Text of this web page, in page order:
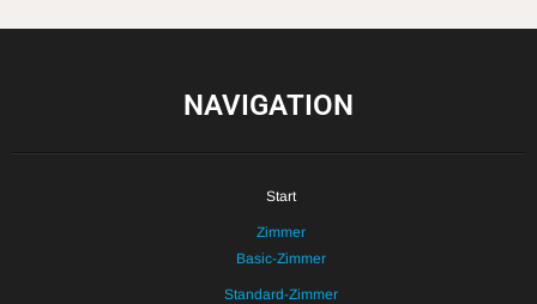
NAVIGATION
Start
Zimmer
Basic-Zimmer
Standard-Zimmer